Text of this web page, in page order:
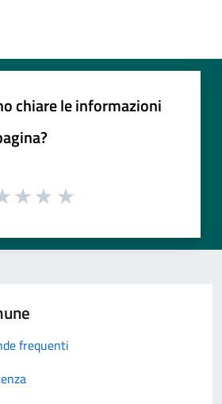
chiare le informazioni
frequenti